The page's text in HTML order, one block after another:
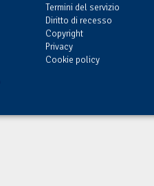
Termini del servizio
Diritto di recesso
Copyright
Privacy
Cookie policy